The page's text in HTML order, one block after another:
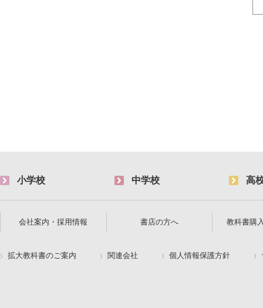
小学校 中学校 高
会社案内・採用情報 書店の方へ 教科書購
拡大教科書のご案内 関連会社 個人情報保護方針